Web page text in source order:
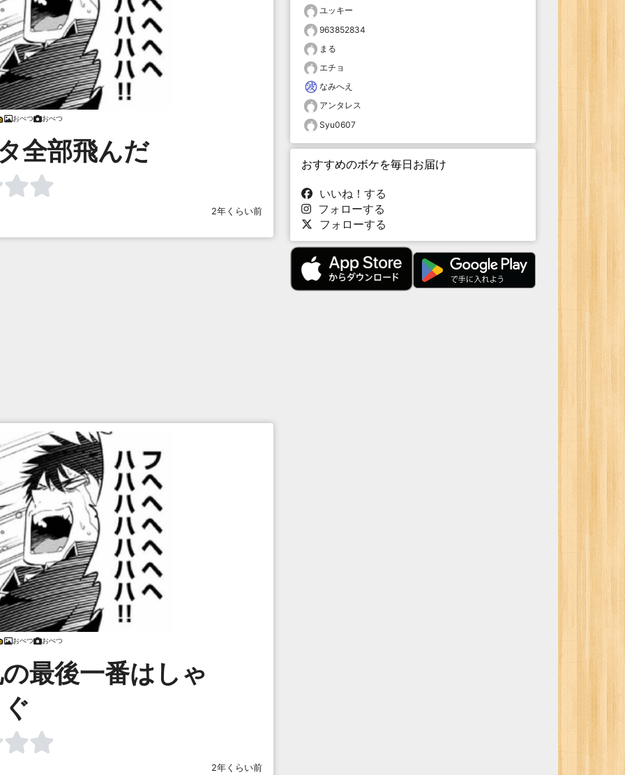
おぺつ おぺつ
全部飛んだ
2年くらい前
おぺつ おぺつ
最後一番はしゃ
ぐ
2年くらい前
ユッキー
963852834
まる
エチョ
なみへえ
アンタレス
Syu0607
おすすめのボケを毎日お届け
いいね！する
フォローする
フォローする